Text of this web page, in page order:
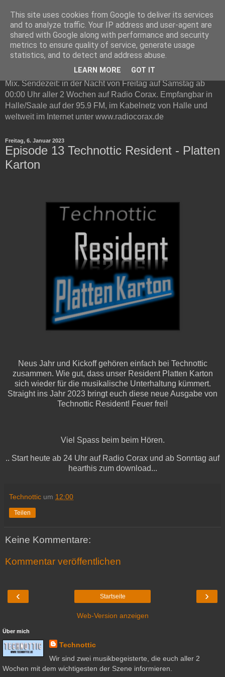
Technottic auf Radio Corax
Technottic ist eine Radioshow auf Radio Corax. Im
Mittelpunkt steht elektronische Musik. Neben Infos und
Neuvorstellungen gibt es in jeder Live-Sendung ein Gast DJ
Mix. Sendezeit: in der Nacht von Freitag auf Samstag ab
00:00 Uhr aller 2 Wochen auf Radio Corax. Empfangbar in
Halle/Saale auf der 95.9 FM, im Kabelnetz von Halle und
weltweit im Internet unter www.radiocorax.de
Freitag, 6. Januar 2023
Episode 13 Technottic Resident - Platten
Karton
Neus Jahr und Kickoff gehören einfach bei Technottic
zusammen. Wie gut, dass unser Resident Platten Karton
sich wieder für die musikalische Unterhaltung kümmert.
Straight ins Jahr 2023 bringt euch diese neue Ausgabe von
Technottic Resident! Feuer frei!
Viel Spass beim beim Hören.
.. Start heute ab 24 Uhr auf Radio Corax und ab Sonntag auf
hearthis zum download...
Technottic um 12:00
Teilen
Keine Kommentare:
Kommentar veröffentlichen
‹ ›
Startseite
Web-Version anzeigen
Über mich
Technottic
Wir sind zwei musikbegeisterte, die euch aller 2
Wochen mit dem wichtigesten der Szene informieren.
This site uses cookies from Google to deliver its services
and to analyze traffic. Your IP address and user-agent are
shared with Google along with performance and security
metrics to ensure quality of service, generate usage
statistics, and to detect and address abuse.
LEARN MORE GOT IT